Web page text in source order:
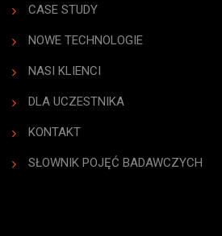
CASE STUDY
NOWE TECHNOLOGIE
NASI KLIENCI
DLA UCZESTNIKA
KONTAKT
SŁOWNIK POJĘĆ BADAWCZYCH